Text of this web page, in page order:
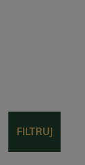
FILTRUJ